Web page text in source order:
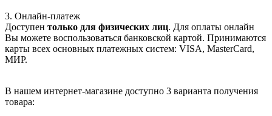
3. Онлайн-платеж
Доступен только для физических лиц. Для оплаты онлайн
Вы можете воспользоваться банковской картой. Принимаются
карты всех основных платежных систем: VISA, MasterCard,
МИР.
В нашем интернет-магазине доступно 3 варианта получения
товара: